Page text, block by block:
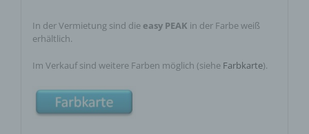
In der Vermietung sind die easy PEAK in der Farbe weiß
erhältlich.
Im Verkauf sind weitere Farben möglich (siehe Farbkarte).